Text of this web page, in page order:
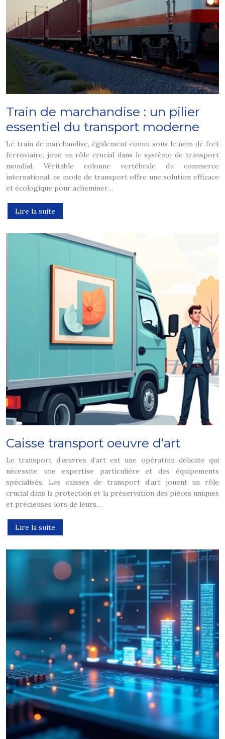
Train de marchandise : un pilier
essentiel du transport moderne
Le train de marchandise, également connu sous le nom de fret
ferroviaire, joue un rôle crucial dans le système de transport
mondial. Véritable colonne vertébrale du commerce
international, ce mode de transport offre une solution efficace
et écologique pour acheminer…
Lire la suite
Caisse transport oeuvre d’art
Le transport d’œuvres d’art est une opération délicate qui
nécessite une expertise particulière et des équipements
spécialisés. Les caisses de transport d’art jouent un rôle
crucial dans la protection et la préservation des pièces uniques
et précieuses lors de leurs…
Lire la suite